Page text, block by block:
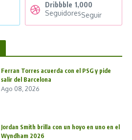
Dribbble 1,000
SeguidoresSeguir
Ferran Torres acuerda con el PSG y pide
salir del Barcelona
Ago 08, 2026
Jordan Smith brilla con un hoyo en uno en el
Wyndham 2026